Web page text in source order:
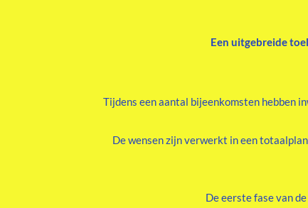
Een uitgebreide
Tijdens een aantal bijeenkomsten hebben
De wensen zijn verwerkt in een
De eerste fase van